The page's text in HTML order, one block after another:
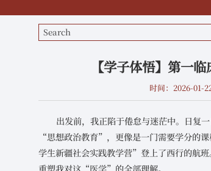
【学子体悟】第一
时间：2026-01-
出发前，我正陷于倦怠与迷茫中。日复
“思想政治教育”，更像是一门需要学分的
学生新疆社会实践教学营”登上了西行的航班